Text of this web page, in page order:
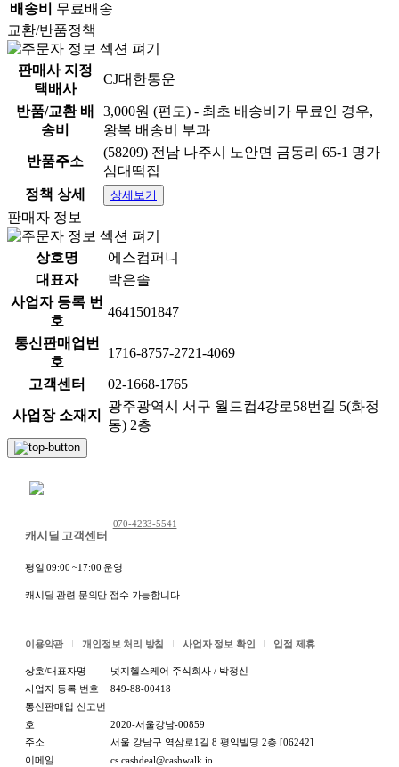
배송비
무료배송
교환/반품정책
판매사 지정
택배사
CJ대한통운
반품/교환 배
송비
3,000원 (편도) - 최초 배송비가 무료인 경우,
왕복 배송비 부과
반품주소
(58209) 전남 나주시 노안면 금동리 65-1 명가
삼대떡집
정책 상세
상세보기
판매자 정보
상호명
에스컴퍼니
대표자
박은솔
사업자 등록 번
호
4641501847
통신판매업번
호
1716-8757-2721-4069
고객센터 02-1668-1765
사업장 소재지
광주광역시 서구 월드컵4강로58번길 5(화정
동) 2층
캐시딜 고객센터
070-4233-5541
평일 09:00 ~17:00 운영
캐시딜 관련 문의만 접수 가능합니다.
이용약관 개인정보 처리 방침 사업자 정보 확인 입점 제휴
상호/대표자명
넛지헬스케어 주식회사 / 박정신
사업자 등록 번호
849-88-00418
통신판매업 신고번
호
2020-서울강남-00859
주소
서울 강남구 역삼로1길 8 평익빌딩 2층 [06242]
이메일
cs.cashdeal@cashwalk.io